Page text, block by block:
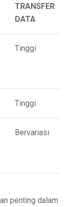
TRANSFER
DATA
Tinggi
Tinggi
Bervariasi
penting dalam